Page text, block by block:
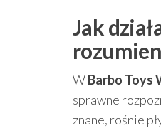
Jak
WBarbo Toys
sprawne
znane, rośnie